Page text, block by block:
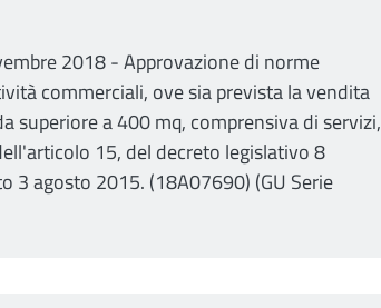
2018 - Approvazione di norme
commerciali, ove sia prevista la vendita
superiore a 400 mq, comprensiva di servizi,
15, del decreto legislativo 8
3 agosto 2015. (18A07690) (GU Serie